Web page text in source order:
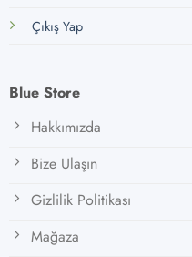
Çıkış Yap
Blue Store
Hakkımızda
Bize Ulaşın
Gizlilik Politikası
Mağaza